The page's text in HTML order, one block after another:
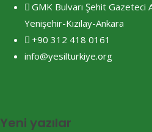
GMK Bulvarı Şehit Gazeteci
Yenişehir-Kızılay-Ankara
+90 312 418 0161
info@yesilturkiye.org
Yeni yazılar